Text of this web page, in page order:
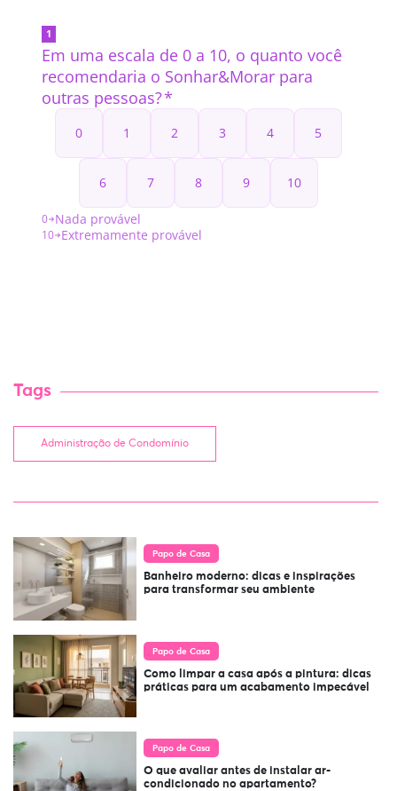
Tags
Administração de Condomínio
Papo de Casa
Banheiro moderno: dicas e inspirações
para transformar seu ambiente
Papo de Casa
Como limpar a casa após a pintura: dicas
práticas para um acabamento impecável
Papo de Casa
O que avaliar antes de instalar ar-
condicionado no apartamento?